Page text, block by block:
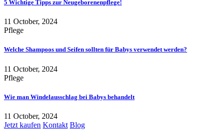
5 Wichtige Tipps zur Neugeborenenpflege!
11 October, 2024
Pflege
Welche Shampoos und Seifen sollten für Babys verwendet werden?
11 October, 2024
Pflege
Wie man Windelausschlag bei Babys behandelt
11 October, 2024
Jetzt kaufen Kontakt Blog